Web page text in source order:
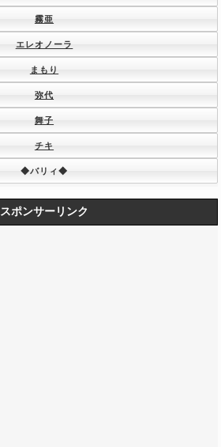
霧亜
エレオノーラ
まもり
弥代
舞子
チキ
◆バリィ◆
スポンサーリンク